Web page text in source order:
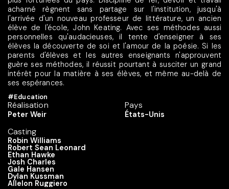
acharné règnent sans partage sur l'institution, jusqu'à
l'arrivée d'un nouveau professeur de littérature, un ancien
élève de l'école, John Keating. Avec ses méthodes aussi
personnelles qu'audacieuses, il tente d'enseigner à ses
élèves la découverte de soi et l'amour de la poésie. Si les
parents d'élèves et les autres enseignants n'approuvent
guère ses méthodes, il réussit pourtant à susciter un grand
intérêt pour la matière à ses élèves, et même au-delà de
ses espérances.
#Education
Réalisation
Peter Weir
Casting
Robin Williams
Robert Sean Leonard
Ethan Hawke
Josh Charles
Gale Hansen
Dylan Kussman
Allelon Ruggiero
Pays
États-Unis